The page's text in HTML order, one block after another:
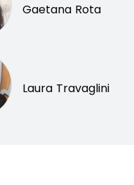
Gaetana Rota
Laura Travaglini